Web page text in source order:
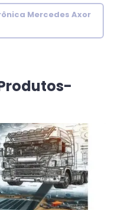
Mercedes Axor